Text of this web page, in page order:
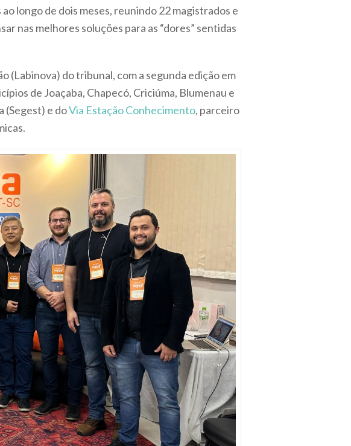
longo de dois meses, reunindo 22 magistrados e
nas melhores soluções para as “dores” sentidas
(Labinova) do tribunal, com a segunda edição em
de Joaçaba, Chapecó, Criciúma, Blumenau e
(Segest) e doVia Estação Conhecimento, parceiro